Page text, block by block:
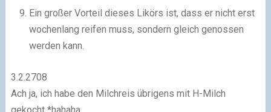
Ein großer Vorteil dieses Likörs ist, dass er nicht erst
wochenlang reifen muss, sondern gleich genossen
werden kann.
3.2.2708
Ach ja, ich habe den Milchreis übrigens mit H-Milch